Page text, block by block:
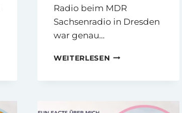
Radio beim MDR
Sachsenradio in Dresden
war genau…
WEITERLESENORDNUNGSCOACH
BESUCH